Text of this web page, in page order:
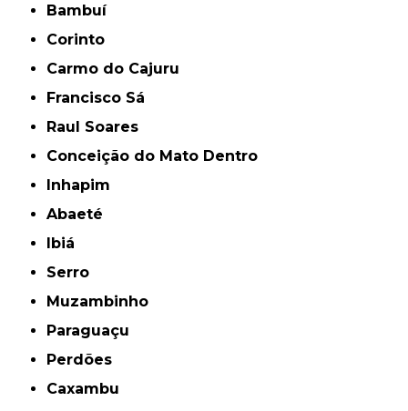
Bambuí
Corinto
Carmo do Cajuru
Francisco Sá
Raul Soares
Conceição do Mato Dentro
Inhapim
Abaeté
Ibiá
Serro
Muzambinho
Paraguaçu
Perdões
Caxambu